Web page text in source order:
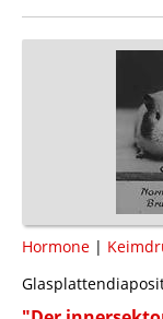
Hormone |